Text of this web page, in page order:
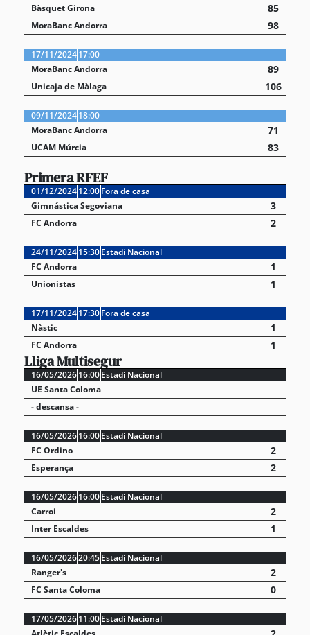
Bàsquet Girona
85
MoraBanc Andorra 98
17/11/202417:00
MoraBanc Andorra
89
Unicaja de Màlaga 106
09/11/202418:00
MoraBanc Andorra
71
UCAM Múrcia 83
Primera RFEF
01/12/202412:00Fora de casa
Gimnástica Segoviana
3
FC Andorra 2
24/11/202415:30Estadi Nacional
FC Andorra
1
Unionistas 1
17/11/202417:30Fora de casa
Nàstic
1
FC Andorra 1
Lliga Multisegur
16/05/202616:00Estadi Nacional
UE Santa Coloma
- descansa -
16/05/202616:00Estadi Nacional
FC Ordino
2
Esperança 2
16/05/202616:00Estadi Nacional
Carroi
2
Inter Escaldes 1
16/05/202620:45Estadi Nacional
Ranger's
2
FC Santa Coloma 0
17/05/202611:00Estadi Nacional